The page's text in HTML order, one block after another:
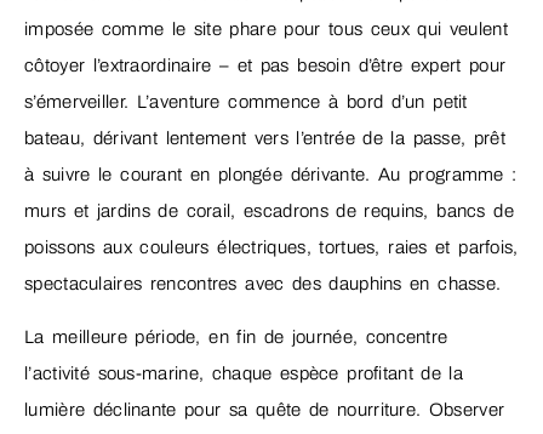
imposée comme le site phare pour tous ceux qui veulent
côtoyer l’extraordinaire – et pas besoin d’être expert pour
s’émerveiller. L’aventure commence à bord d’un petit
bateau, dérivant lentement vers l’entrée de la passe, prêt
à suivre le courant en plongée dérivante. Au programme :
murs et jardins de corail, escadrons de requins, bancs de
poissons aux couleurs électriques, tortues, raies et parfois,
spectaculaires rencontres avec des dauphins en chasse.
La meilleure période, en fin de journée, concentre
l’activité sous-marine, chaque espèce profitant de la
lumière déclinante pour sa quête de nourriture. Observer